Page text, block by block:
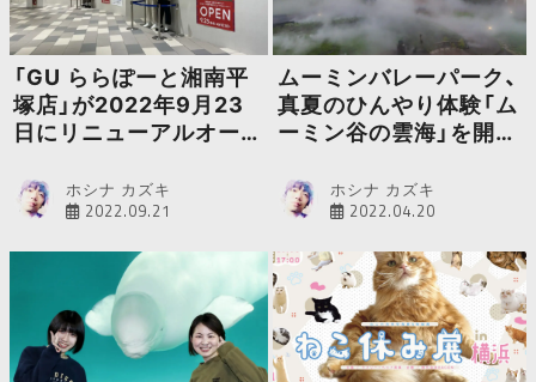
「GU ららぽーと湘南平
塚店」が2022年9月23
日にリニューアルオープ
ホシナ カズキ
2022.09.21
ムーミンバレーパーク、
真夏のひんやり体験「ム
ーミン谷の雲海」を開催
ホシナ カズキ
2022.04.20